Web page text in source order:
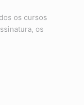
os cursos
os